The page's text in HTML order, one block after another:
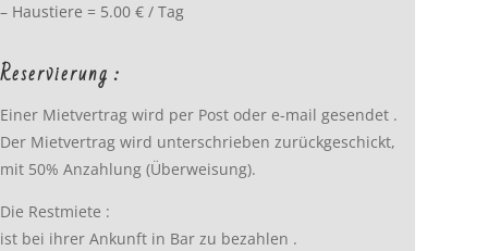
– Haustiere = 5.00 € / Tag
Reservierung :
Einer Mietvertrag wird per Post oder e-mail gesendet .
Der Mietvertrag wird unterschrieben zurückgeschickt,
mit 50% Anzahlung (Überweisung).
Die Restmiete :
ist bei ihrer Ankunft in Bar zu bezahlen .